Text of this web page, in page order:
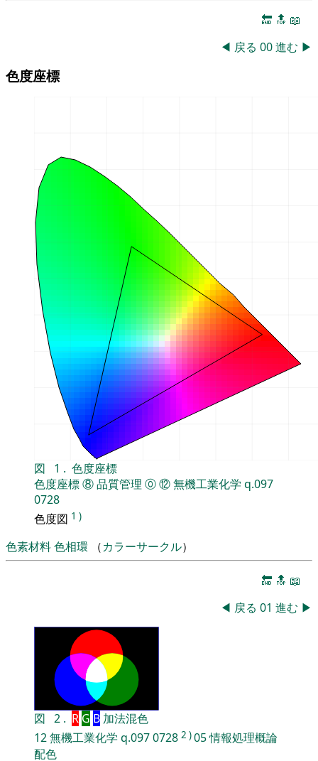
🔚 🔝 📖
◀ 戻る 00進む ▶
色度座標
図 1 . 色度座標
色度座標⑧品質管理 ⓪⑫無機工業化学 q.097
0728
色度図 1 )
色素材料色相環 （カラーサークル）
🔚 🔝 📖
◀ 戻る 01 進む ▶
図 2 . R G B加法混色
12無機工業化学 q.0970728 2 )05情報処理概論
配色